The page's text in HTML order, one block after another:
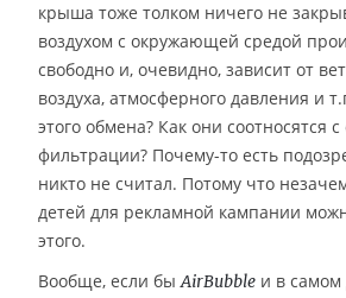
крыша тоже толком ничего не
воздухом с окружающей средой
свободно и, очевидно, зависит от
воздуха, атмосферного давления и
этого обмена? Как они соотносятся
фильтрации? Почему-то есть
никто не считал. Потому что
детей для рекламной кампании
этого.
Вообще, если быAirBubble и в